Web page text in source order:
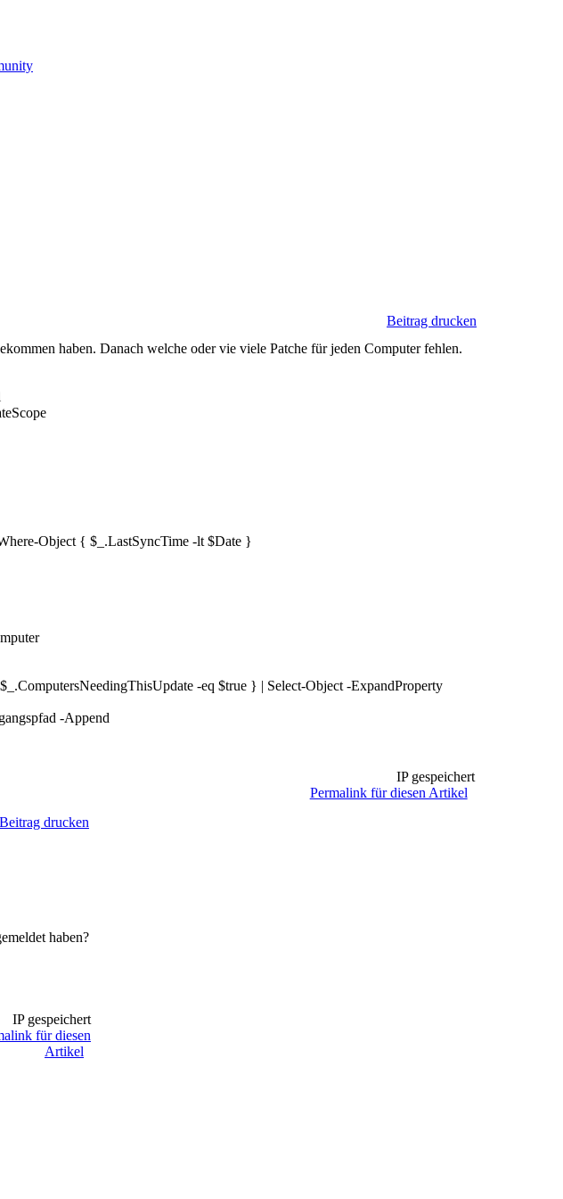
Beitrag drucken
haben. Danach welche oder vie viele Patche für jeden Computer fehlen.
Object { $_.LastSyncTime -lt $Date }
-eq $true } | Select-Object -ExpandProperty
-Append
IP gespeichert
Permalink für diesen Artikel
Beitrag drucken
haben?
IP gespeichert
für diesen
Artikel